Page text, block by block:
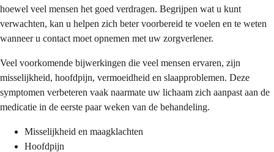
hoewel veel mensen het goed verdragen. Begrijpen wat u kunt
verwachten, kan u helpen zich beter voorbereid te voelen en te weten
wanneer u contact moet opnemen met uw zorgverlener.
Veel voorkomende bijwerkingen die veel mensen ervaren, zijn
misselijkheid, hoofdpijn, vermoeidheid en slaapproblemen. Deze
symptomen verbeteren vaak naarmate uw lichaam zich aanpast aan de
medicatie in de eerste paar weken van de behandeling.
Misselijkheid en maagklachten
Hoofdpijn